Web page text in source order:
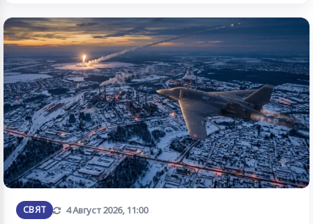
СВЯТ Обновена
4 Август 2026, 11:00